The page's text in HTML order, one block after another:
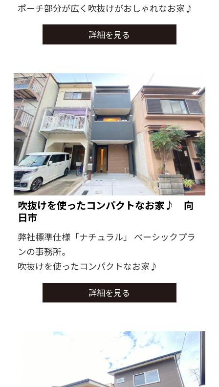
ポーチ部分が広く吹抜けがおしゃれなお家♪
詳細を見る
吹抜けを使ったコンパクトなお家♪ 向
日市
弊社標準仕様「ナチュラル」 ベーシックプラ
ンの事務所。
吹抜けを使ったコンパクトなお家♪
詳細を見る